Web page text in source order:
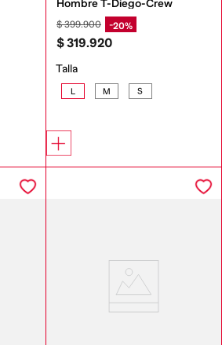
Hombre T-Diego-Crew
$399.900 20%
$319.920
Talla
L M S